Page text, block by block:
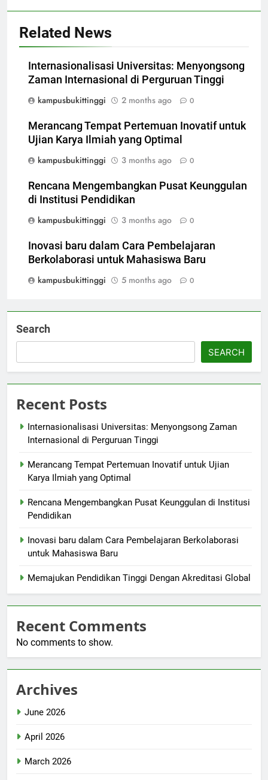
Related News
Internasionalisasi Universitas: Menyongsong
Zaman Internasional di Perguruan Tinggi
kampusbukittinggi
2 months ago 0
Merancang Tempat Pertemuan Inovatif untuk
Ujian Karya Ilmiah yang Optimal
kampusbukittinggi
3 months ago 0
Rencana Mengembangkan Pusat Keunggulan
di Institusi Pendidikan
kampusbukittinggi
3 months ago 0
Inovasi baru dalam Cara Pembelajaran
Berkolaborasi untuk Mahasiswa Baru
kampusbukittinggi
5 months ago 0
Search
SEARCH
Recent Posts
Internasionalisasi Universitas: Menyongsong Zaman
Internasional di Perguruan Tinggi
Merancang Tempat Pertemuan Inovatif untuk Ujian
Karya Ilmiah yang Optimal
Rencana Mengembangkan Pusat Keunggulan di Institusi
Pendidikan
Inovasi baru dalam Cara Pembelajaran Berkolaborasi
untuk Mahasiswa Baru
Memajukan Pendidikan Tinggi Dengan Akreditasi Global
Recent Comments
No comments to show.
Archives
June 2026
April 2026
March 2026